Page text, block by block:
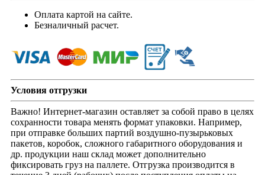
Оплата картой на сайте.
Безналичный расчет.
Условия отгрузки
Важно! Интернет-магазин оставляет за собой право в целях
сохранности товара менять формат упаковки. Например,
при отправке больших партий воздушно-пузырьковых
пакетов, коробок, сложного габаритного оборудования и
др. продукции наш склад может дополнительно
фиксировать груз на паллете. Отгрузка производится в